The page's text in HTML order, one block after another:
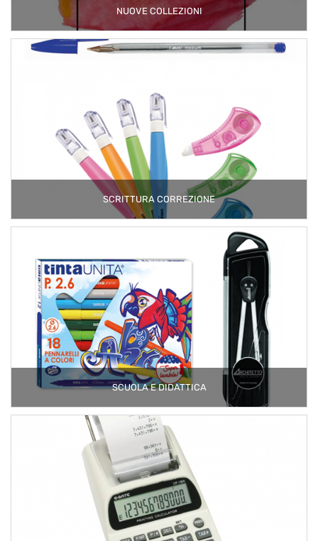
NUOVE COLLEZIONI
SCRITTURA CORREZIONE
SCUOLA E DIDATTICA